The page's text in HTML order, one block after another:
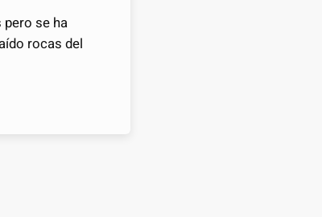
se ha
rocas del